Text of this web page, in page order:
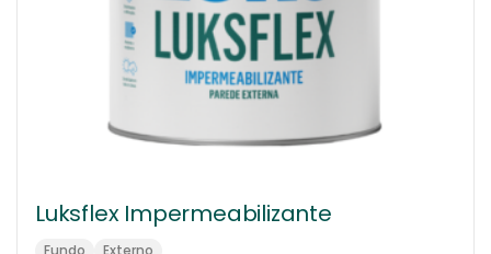
Luksflex Impermeabilizante
Fundo Externo